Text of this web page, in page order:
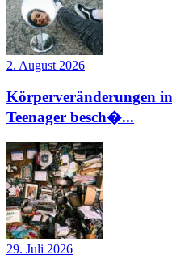
2. August 2026
Körperveränderungen
Teenager besch�...
29. Juli 2026